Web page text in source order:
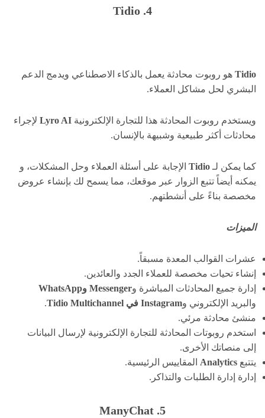
4. Tidio
Tidio هو روبوت محادثة يعمل بالذكاء الاصطناعي ويدمج الدعم
البشري لحل مشاكل العملاء.
ويستخدم روبوت المحادثة هذا للتجارة الإلكترونية Lyro AI لإجراء
محادثات أكثر طبيعية وشبيهة بالإنسان.
كما يمكن لـ Tidio الإجابة على أسئلة العملاء وحل المشكلات، و
يمكنه أيضاً تتبع الزوار عبر موقعك، مما يسمح لك بإنشاء عروض
مخصصة بناءً على أنشطتهم.
الميزات
عشرات القوالب المعدة مسبقاً.
إنشاء تحيات مخصصة للعملاء الجدد والعائدين.
إدارة جميع المحادثات المباشرة وMessenger وWhatsApp
والبريد الإلكتروني وInstagram في Tidio Multichannel
.
منشئ محادثة مرئي.
استخدم روبوتات المحادثة للتجارة الإلكترونية لإرسال البيانات
إلى منصاتك الأخرى.
يتتبع Analytics المقاييس الرئيسية.
إدارة إدارة الطلبات والتذاكر.
5. ManyChat